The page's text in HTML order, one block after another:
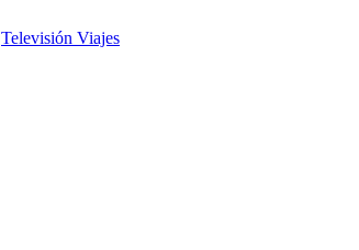
Televisión Viajes